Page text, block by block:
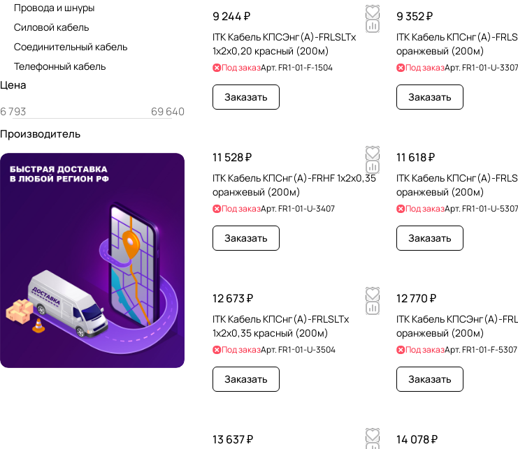
9 244 ₽
ITK Кабель КПСЭнг(А)-FRLSLTх
1х2х0,20 красный (200м)
Под заказАрт.FR1-01-F-1504
Заказать
9 352 ₽
ITK Кабель КПСнг(А)-
оранжевый (200м)
Под заказАрт.FR1-01-U-3307
Заказать
11 528 ₽
ITK Кабель КПСнг(А)-FRHF 1х2х0,35
оранжевый (200м)
Под заказАрт.FR1-01-U-3407
Заказать
11 618 ₽
ITK Кабель КПСнг(А)-
оранжевый (200м)
Под заказАрт.FR1-01-U-5307
Заказать
12 673 ₽
ITK Кабель КПСнг(А)-FRLSLTх
1х2х0,35 красный (200м)
Под заказАрт.FR1-01-U-3504
Заказать
12 770 ₽
ITK Кабель КПСЭнг(А)-
оранжевый (200м)
Под заказАрт.FR1-01-F-5307
Заказать
13 637 ₽ 14 078 ₽
Провода и шнуры
Силовой кабель
Соединительный кабель
Телефонный кабель
Цена
Производитель